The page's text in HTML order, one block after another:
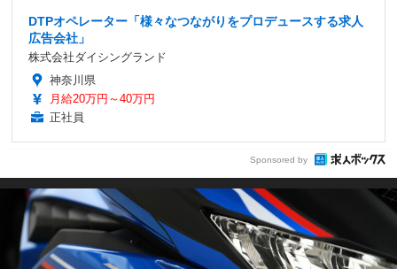
DTPオペレーター「様々なつながりをプロデュースする求人
広告会社」
株式会社ダイシングランド
神奈川県
月給20万円～40万円
正社員
Sponsored by